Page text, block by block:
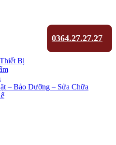
0364.27.27.27
Bị
– Bảo Dưỡng – Sửa Chữa